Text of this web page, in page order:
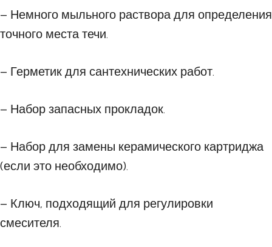
– Немного мыльного раствора для определения
точного места течи.
– Герметик для сантехнических работ.
– Набор запасных прокладок.
– Набор для замены керамического картриджа
(если это необходимо).
– Ключ, подходящий для регулировки
смесителя.